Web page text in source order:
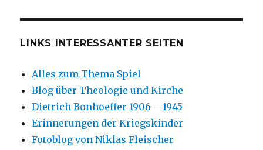
LINKS INTERESSANTER SEITEN
Alles zum Thema Spiel
Blog über Theologie und Kirche
Dietrich Bonhoeffer 1906 – 1945
Erinnerungen der Kriegskinder
Fotoblog von Niklas Fleischer